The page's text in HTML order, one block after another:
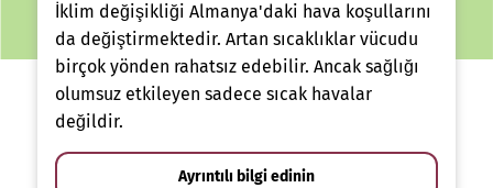
İklim değişikliği Almanya'daki hava koşullarını
da değiştirmektedir. Artan sıcaklıklar vücudu
birçok yönden rahatsız edebilir. Ancak sağlığı
olumsuz etkileyen sadece sıcak havalar
değildir.
Ayrıntılı bilgi edinin